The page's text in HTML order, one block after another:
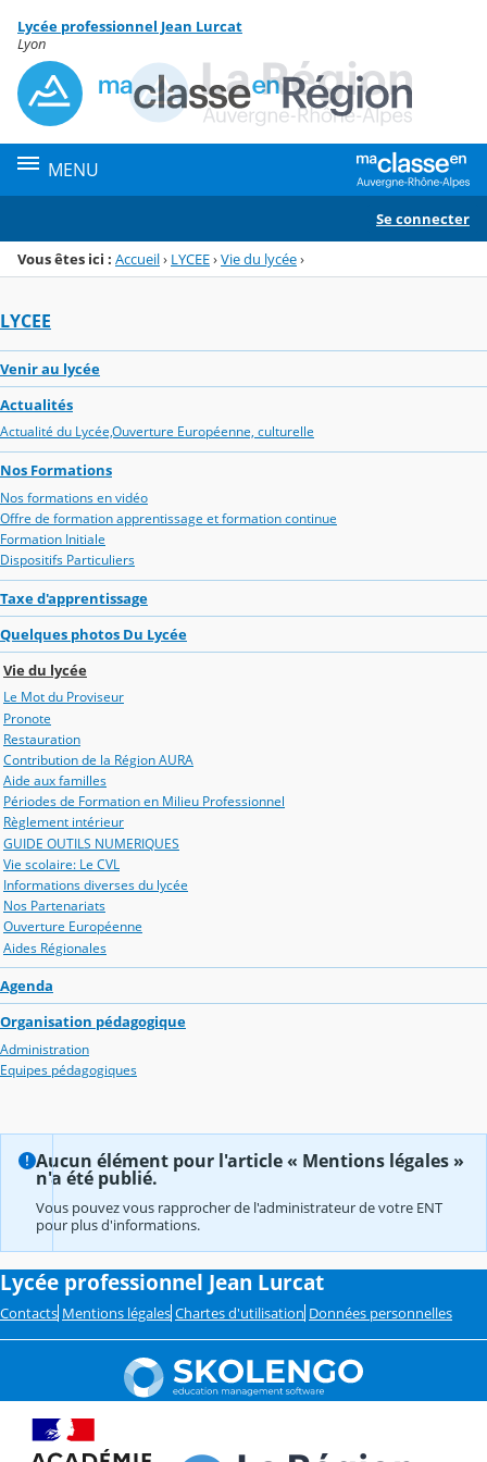
Menu de la rubrique
Contenu
Lycée professionnel Jean Lurcat
Lyon
MENU
Se connecter
Vous êtes ici : Accueil› LYCEE›Vie du lycée›
LYCEE
Venir au lycée
Actualités
Actualité du Lycée,Ouverture Européenne, culturelle
Nos Formations
Nos formations en vidéo
Offre de formation apprentissage et formation continue
Formation Initiale
Dispositifs Particuliers
Taxe d'apprentissage
Quelques photos Du Lycée
Vie du lycée
Le Mot du Proviseur
Pronote
Restauration
Contribution de la Région AURA
Aide aux familles
Périodes de Formation en Milieu Professionnel
Règlement intérieur
GUIDE OUTILS NUMERIQUES
Vie scolaire: Le CVL
Informations diverses du lycée
Nos Partenariats
Ouverture Européenne
Aides Régionales
Agenda
Organisation pédagogique
Administration
Equipes pédagogiques
Aucun élément pour l'article « Mentions légales »
n'a été publié.
Vous pouvez vous rapprocher de l'administrateur de votre ENT
pour plus d'informations.
Lycée professionnel Jean Lurcat
Contacts Mentions légales Chartes d'utilisation Données personnelles